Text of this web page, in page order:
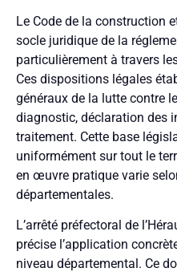
Le Code de la construction
socle juridique de la
particulièrement à travers
Ces dispositions légales
généraux de la lutte contre
diagnostic, déclaration des
traitement. Cette base
uniformément sur tout le
en œuvre pratique varie
départementales.
L’arrêté préfectoral de
précise l’application
niveau départemental. Ce